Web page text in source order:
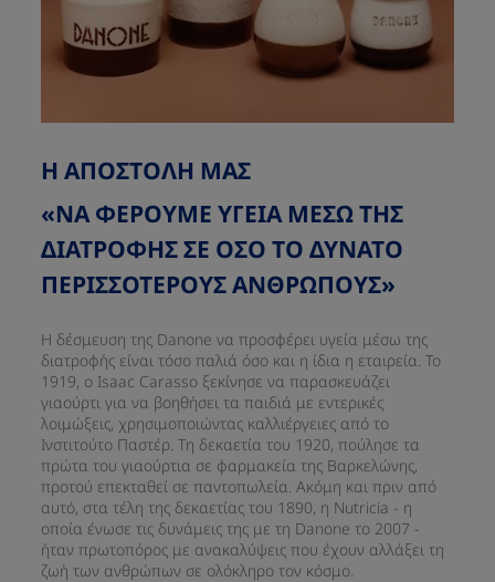
Η ΑΠΟΣΤΟΛΗ ΜΑΣ
«ΝΑ ΦΕΡΟΥΜΕ ΥΓΕΙΑ ΜΕΣΩ ΤΗΣ
ΔΙΑΤΡΟΦΗΣ ΣΕ ΟΣΟ ΤΟ ΔΥΝΑΤΟ
ΠΕΡΙΣΣΟΤΕΡΟΥΣ ΑΝΘΡΩΠΟΥΣ» ​
Η δέσμευση της Danone να προσφέρει υγεία μέσω της
διατροφής είναι τόσο παλιά όσο και η ίδια η εταιρεία. Το
1919, ο Isaac Carasso ξεκίνησε να παρασκευάζει
γιαούρτι για να βοηθήσει τα παιδιά με εντερικές
λοιμώξεις, χρησιμοποιώντας καλλιέργειες από το
Ινστιτούτο Παστέρ. Τη δεκαετία του 1920, πούλησε τα
πρώτα του γιαούρτια σε φαρμακεία της Βαρκελώνης,
προτού επεκταθεί σε παντοπωλεία. Ακόμη και πριν από
αυτό, στα τέλη της δεκαετίας του 1890, η Nutricia - η
οποία ένωσε τις δυνάμεις της με τη Danone το 2007 -
ήταν πρωτοπόρος με ανακαλύψεις που έχουν αλλάξει τη
ζωή των ανθρώπων σε ολόκληρο τον κόσμο.​